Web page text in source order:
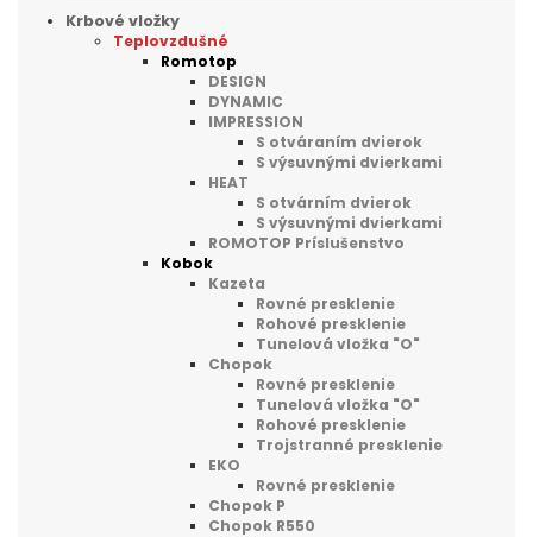
Krbové vložky
Teplovzdušné
Romotop
DESIGN
DYNAMIC
IMPRESSION
S otváraním dvierok
S výsuvnými dvierkami
HEAT
S otvárním dvierok
S výsuvnými dvierkami
ROMOTOP Príslušenstvo
Kobok
Kazeta
Rovné presklenie
Rohové presklenie
Tunelová vložka "O"
Chopok
Rovné presklenie
Tunelová vložka "O"
Rohové presklenie
Trojstranné presklenie
EKO
Rovné presklenie
Chopok P
Chopok R550